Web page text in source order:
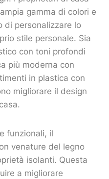
gamma di colori e
di personalizzare lo
stile personale. Sia
con toni profondi
più moderna con
in plastica con
migliorare il design
funzionali, il
venature del legno
isolanti. Questa
a migliorare